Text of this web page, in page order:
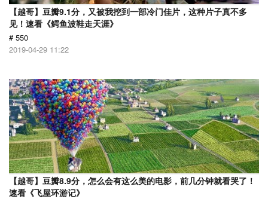
【越哥】豆瓣9.1分，又被我挖到一部冷门佳片，这种片子真不多
见！速看《鳄鱼波鞋走天涯》
# 550
2019-04-29 11:22
【越哥】豆瓣8.9分，怎么会有这么美的电影，前几分钟就看哭了！
速看《飞屋环游记》